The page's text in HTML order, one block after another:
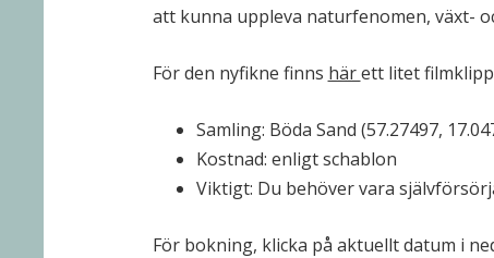
att kunna uppleva naturfenomen, växt-
För den nyfikne finns härett litet
Samling: Böda Sand (57.27497,
Kostnad: enligt schablon
Viktigt: Du behöver vara
För bokning, klicka på aktuellt datum i